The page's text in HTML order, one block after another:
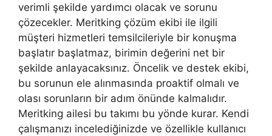
verimli şekilde yardımcı olacak ve sorunu
çözecekler. Meritking çözüm ekibi ile ilgili
müşteri hizmetleri temsilcileriyle bir konuşma
başlatır başlatmaz, birimin değerini net bir
şekilde anlayacaksınız. Öncelik ve destek ekibi,
bu sorunun ele alınmasında proaktif olmalı ve
olası sorunların bir adım önünde kalmalıdır.
Meritking ailesi bu takımı bu yönde kurar. Kendi
çalışmanızı incelediğinizde ve özellikle kullanıcı